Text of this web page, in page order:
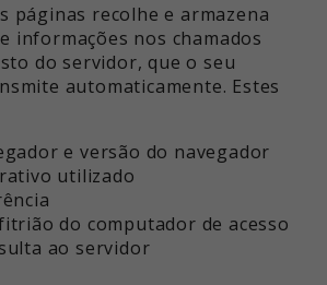
páginas recolhe e armazena
informações nos chamados
do servidor, que o seu
automaticamente. Estes
e versão do navegador
utilizado
do computador de acesso
ao servidor